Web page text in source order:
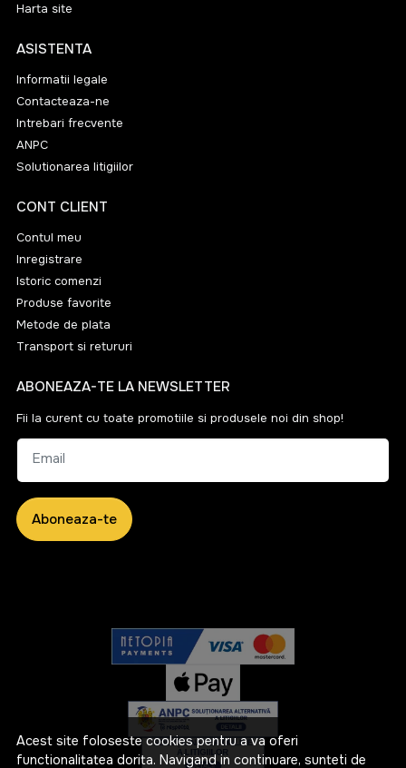
Acest site foloseste cookies pentru a va oferi
functionalitatea dorita. Navigand in continuare, sunteti de
Harta site
ASISTENTA
Informatii legale
Contacteaza-ne
Intrebari frecvente
ANPC
Solutionarea litigiilor
CONT CLIENT
Contul meu
Inregistrare
Istoric comenzi
Produse favorite
Metode de plata
Transport si retururi
ABONEAZA-TE LA NEWSLETTER
Fii la curent cu toate promotiile si produsele noi din shop!
Email
Aboneaza-te